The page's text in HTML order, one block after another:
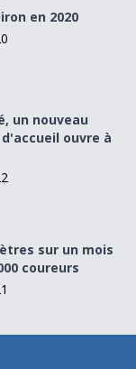
en 2020
ouvre à
un nouveau
ouvre à
coureurs
sur un mois
coureurs